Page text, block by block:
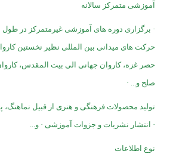
آموزشی متمرکز سالانه
· برگزاری دوره های آموزشی غیرمتمرکز در
حرکت های میدانی بین المللی نظیر نخستین
حصر غزه، کاروان جهانی الی بیت المقدس،
صلح و... ·
تولید محصولات فرهنگی و هنری از قبیل نماهنگ،
· انتشار نشریات و جزوات آموزشی · و...
نوع اطلاعات